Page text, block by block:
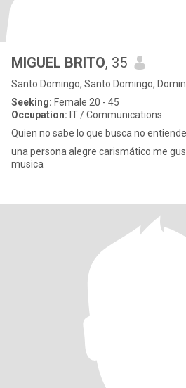
MIGUEL BRITO, 35
Santo Domingo, Santo Domingo,
Seeking: Female 20 - 45
Occupation: IT / Communications
Quien no sabe lo que busca no
una persona alegre carismático me
musica